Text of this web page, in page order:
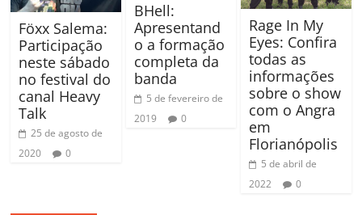
Föxx Salema:
Participação
neste sábado
no festival do
canal Heavy
Talk
25 de agosto de
2020
0
BHell:
Apresentand
o a formação
completa da
banda
5 de fevereiro de
2019
0
Rage In My
Eyes: Confira
todas as
informações
sobre o show
com o Angra
em
Florianópolis
5 de abril de
2022
0